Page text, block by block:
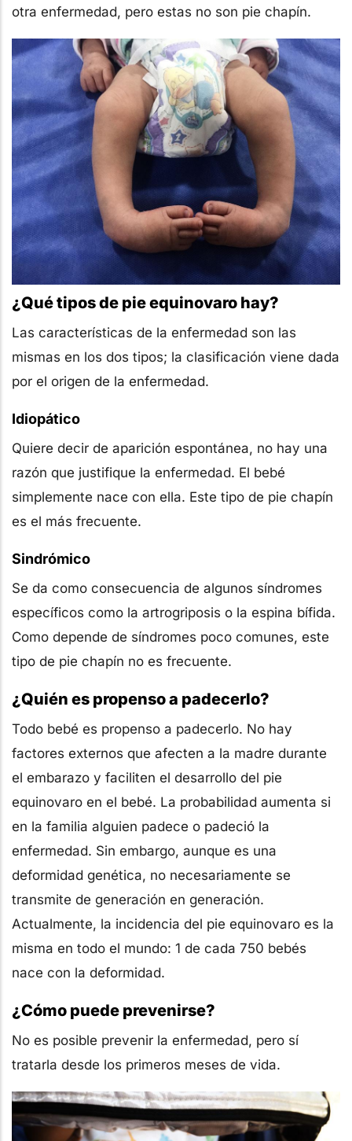
otra enfermedad, pero estas no son pie chapín.
¿Qué tipos de pie equinovaro hay?
Las características de la enfermedad son las
mismas en los dos tipos; la clasificación viene dada
por el origen de la enfermedad.
Idiopático
Quiere decir de aparición espontánea, no hay una
razón que justifique la enfermedad. El bebé
simplemente nace con ella. Este tipo de pie chapín
es el más frecuente.
Sindrómico
Se da como consecuencia de algunos síndromes
específicos como la artrogriposis o la espina bífida.
Como depende de síndromes poco comunes, este
tipo de pie chapín no es frecuente.
¿Quién es propenso a padecerlo?
Todo bebé es propenso a padecerlo. No hay
factores externos que afecten a la madre durante
el embarazo y faciliten el desarrollo del pie
equinovaro en el bebé. La probabilidad aumenta si
en la familia alguien padece o padeció la
enfermedad. Sin embargo, aunque es una
deformidad genética, no necesariamente se
transmite de generación en generación.
Actualmente, la incidencia del pie equinovaro es la
misma en todo el mundo: 1 de cada 750 bebés
nace con la deformidad.
¿Cómo puede prevenirse?
No es posible prevenir la enfermedad, pero sí
tratarla desde los primeros meses de vida.